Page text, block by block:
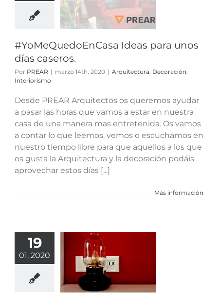
#YoMeQuedoEnCasa Ideas para unos
días caseros.
Por PREAR | marzo 14th, 2020 | Arquitectura, Decoración,
Interiorismo
Desde PREAR Arquitectos os queremos ayudar
a pasar las horas que vamos a estar en nuestra
casa de una manera mas entretenida. Os vamos
a contar lo que leemos, vemos o escuchamos en
nuestro tiempo libre para que aquellos a los que
os gusta la Arquitectura y la decoración podáis
aprovechar estos días [...]
Más información
19
01, 2020
es la